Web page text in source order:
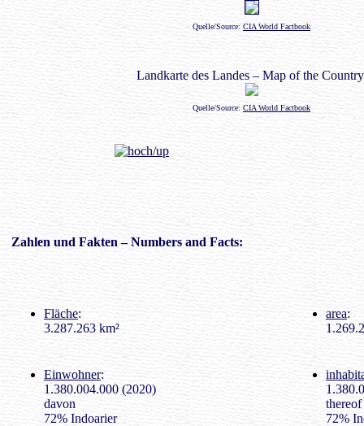
Quelle/Source: CIA World Factbook
Landkarte des Landes – Map of the
Quelle/Source: CIA World Factbook
Zahlen und Fakten – Numbers and Facts:
Fläche:
3.287.263 km²
area:
Einwohner:
1.380.004.000 (2020)
davon
72% Indoarier
thereof
72%